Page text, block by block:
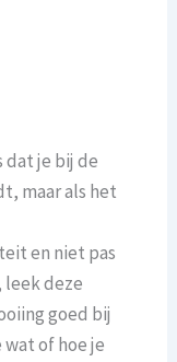
dat je bij de
maar als het
en niet pas
leek deze
goed bij
of hoe je